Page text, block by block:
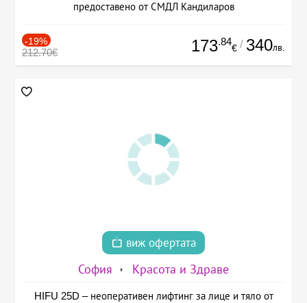
предоставено от СМДЛ Кандиларов
-19%
212.70€ 173.84
€ / 340лв.
виж офертата
София Красота и Здраве
HIFU 25D – неоперативен лифтинг за лице и тяло от